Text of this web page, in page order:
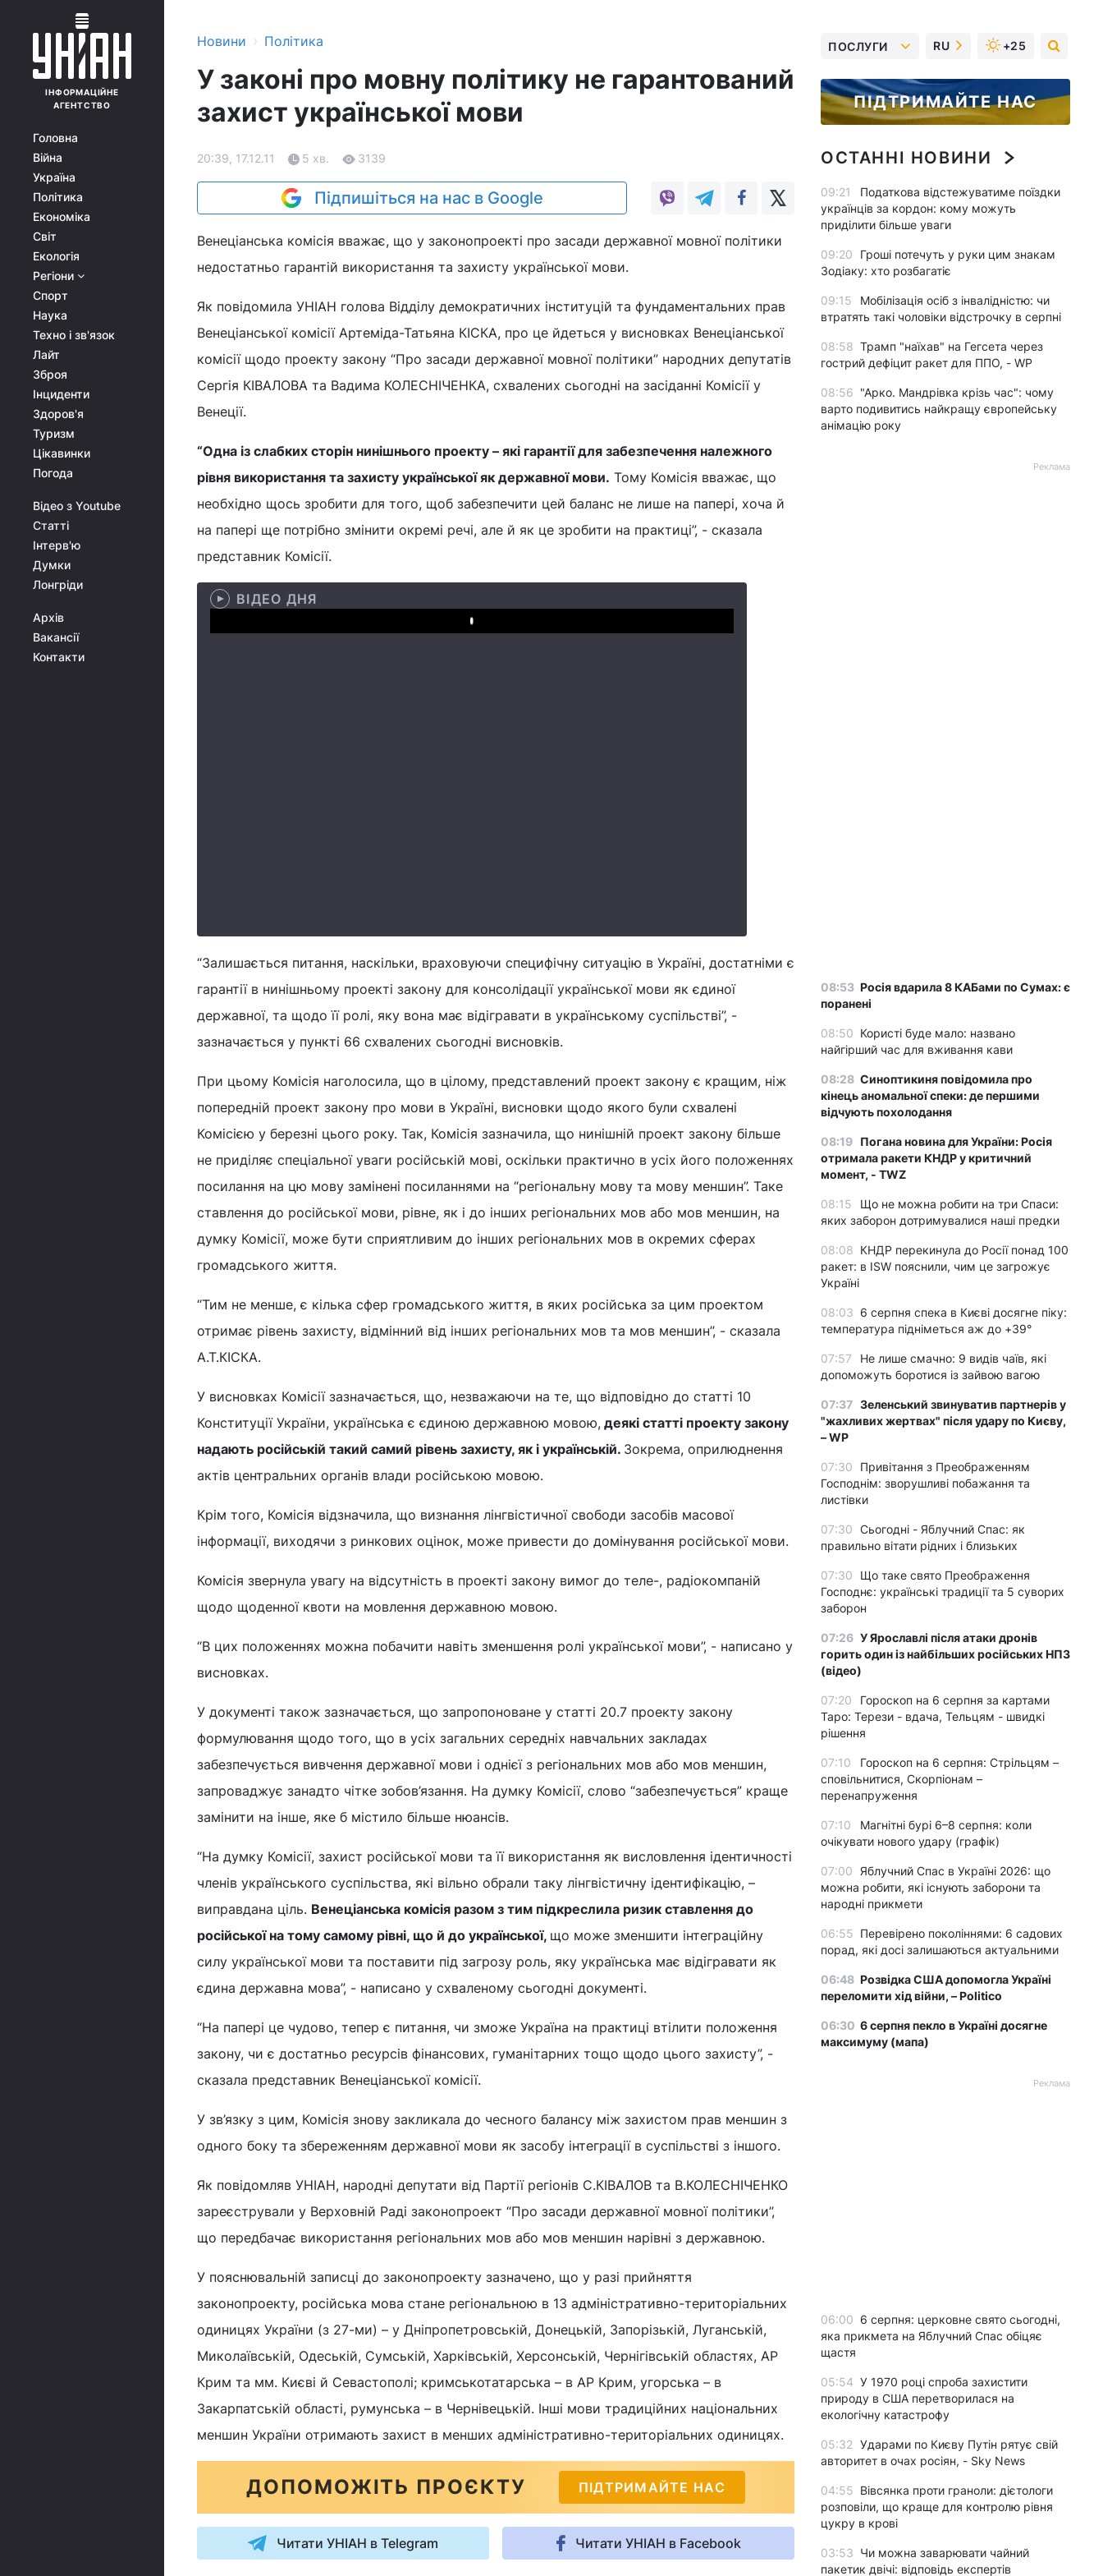
ІНФОРМАЦІЙНЕ
АГЕНТСТВО
Головна
Війна
Україна
Політика
Економіка
Світ
Екологія
Регіони
Спорт
Наука
Техно і зв'язок
Лайт
Зброя
Інциденти
Здоров'я
Туризм
Цікавинки
Погода
Відео з Youtube
Статті
Інтерв'ю
Думки
Лонгріди
Архів
Вакансії
Контакти
Новини › Політика
У законі про мовну політику не гарантований
захист української мови
20:39, 17.12.11 5 хв. 3139
Підпишіться на нас в Google
Венеціанська комісія вважає, що у законопроекті про засади державної мовної політики
недостатньо гарантій використання та захисту української мови.
Як повідомила УНІАН голова Відділу демократичних інституцій та фундаментальних прав
Венеціанської комісії Артеміда-Татьяна КІСКА, про це йдеться у висновках Венеціанської
комісії щодо проекту закону “Про засади державної мовної політики” народних депутатів
Сергія КІВАЛОВА та Вадима КОЛЕСНІЧЕНКА, схвалених сьогодні на засіданні Комісії у
Венеції.
“Одна із слабких сторін нинішнього проекту – які гарантії для забезпечення належного
рівня використання та захисту української як державної мови. Тому Комісія вважає, що
необхідно щось зробити для того, щоб забезпечити цей баланс не лише на папері, хоча й
на папері ще потрібно змінити окремі речі, але й як це зробити на практиці”, - сказала
представник Комісії.
ВІДЕО ДНЯ
Play
“Залишається питання, наскільки, враховуючи специфічну ситуацію в Україні, достатніми є
гарантії в нинішньому проекті закону для консолідації української мови як єдиної
державної, та щодо її ролі, яку вона має відігравати в українському суспільстві”, -
зазначається у пункті 66 схвалених сьогодні висновків.
При цьому Комісія наголосила, що в цілому, представлений проект закону є кращим, ніж
попередній проект закону про мови в Україні, висновки щодо якого були схвалені
Комісією у березні цього року. Так, Комісія зазначила, що нинішній проект закону більше
не приділяє спеціальної уваги російській мові, оскільки практично в усіх його положеннях
посилання на цю мову замінені посиланнями на “регіональну мову та мову меншин”. Таке
ставлення до російської мови, рівне, як і до інших регіональних мов або мов меншин, на
думку Комісії, може бути сприятливим до інших регіональних мов в окремих сферах
громадського життя.
“Тим не менше, є кілька сфер громадського життя, в яких російська за цим проектом
отримає рівень захисту, відмінний від інших регіональних мов та мов меншин”, - сказала
А.Т.КІСКА.
У висновках Комісії зазначається, що, незважаючи на те, що відповідно до статті 10
Конституції України, українська є єдиною державною мовою, деякі статті проекту закону
надають російській такий самий рівень захисту, як і українській. Зокрема, оприлюднення
актів центральних органів влади російською мовою.
Крім того, Комісія відзначила, що визнання лінгвістичної свободи засобів масової
інформації, виходячи з ринкових оцінок, може привести до домінування російської мови.
Комісія звернула увагу на відсутність в проекті закону вимог до теле-, радіокомпаній
щодо щоденної квоти на мовлення державною мовою.
“В цих положеннях можна побачити навіть зменшення ролі української мови”, - написано у
висновках.
У документі також зазначається, що запропоноване у статті 20.7 проекту закону
формулювання щодо того, що в усіх загальних середніх навчальних закладах
забезпечується вивчення державної мови і однієї з регіональних мов або мов меншин,
запроваджує занадто чітке зобов’язання. На думку Комісії, слово “забезпечується” краще
замінити на інше, яке б містило більше нюансів.
“На думку Комісії, захист російської мови та її використання як висловлення ідентичності
членів українського суспільства, які вільно обрали таку лінгвістичну ідентифікацію, –
виправдана ціль. Венеціанська комісія разом з тим підкреслила ризик ставлення до
російської на тому самому рівні, що й до української, що може зменшити інтеграційну
силу української мови та поставити під загрозу роль, яку українська має відігравати як
єдина державна мова”, - написано у схваленому сьогодні документі.
“На папері це чудово, тепер є питання, чи зможе Україна на практиці втілити положення
закону, чи є достатньо ресурсів фінансових, гуманітарних тощо щодо цього захисту”, -
сказала представник Венеціанської комісії.
У зв’язку з цим, Комісія знову закликала до чесного балансу між захистом прав меншин з
одного боку та збереженням державної мови як засобу інтеграції в суспільстві з іншого.
Як повідомляв УНІАН, народні депутати від Партії регіонів С.КІВАЛОВ та В.КОЛЕСНІЧЕНКО
зареєстрували у Верховній Раді законопроект “Про засади державної мовної політики”,
що передбачає використання регіональних мов або мов меншин нарівні з державною.
У пояснювальній записці до законопроекту зазначено, що у разі прийняття
законопроекту, російська мова стане регіональною в 13 адміністративно-територіальних
одиницях України (з 27-ми) – у Дніпропетровській, Донецькій, Запорізькій, Луганській,
Миколаївській, Одеській, Сумській, Харківській, Херсонській, Чернігівській областях, АР
Крим та мм. Києві й Севастополі; кримськотатарська – в АР Крим, угорська – в
Закарпатській області, румунська – в Чернівецькій. Інші мови традиційних національних
меншин України отримають захист в менших адміністративно-територіальних одиницях.
ДОПОМОЖІТЬ ПРОЄКТУ ПІДТРИМАЙТЕ НАС
Читати УНІАН в Telegram Читати УНІАН в Facebook
ПОСЛУГИ RU +25
ПІДТРИМАЙТЕ НАС
ОСТАННІ НОВИНИ
09:21
Податкова відстежуватиме поїздки
українців за кордон: кому можуть
приділити більше уваги
09:20
Гроші потечуть у руки цим знакам
Зодіаку: хто розбагатіє
09:15
Мобілізація осіб з інвалідністю: чи
втратять такі чоловіки відстрочку в серпні
08:58 Трамп "наїхав" на Гегсета через
гострий дефіцит ракет для ППО, - WP
08:56 "Арко. Мандрівка крізь час": чому
варто подивитись найкращу європейську
анімацію року
Реклама
08:53 Росія вдарила 8 КАБами по Сумах: є
поранені
08:50 Користі буде мало: названо
найгірший час для вживання кави
08:28 Синоптикиня повідомила про
кінець аномальної спеки: де першими
відчують похолодання
08:19 Погана новина для України: Росія
отримала ракети КНДР у критичний
момент, - TWZ
08:15
Що не можна робити на три Спаси:
яких заборон дотримувалися наші предки
08:08 КНДР перекинула до Росії понад 100
ракет: в ISW пояснили, чим це загрожує
Україні
08:03 6 серпня спека в Києві досягне піку:
температура підніметься аж до +39°
07:57
Не лише смачно: 9 видів чаїв, які
допоможуть боротися із зайвою вагою
07:37 Зеленський звинуватив партнерів у
"жахливих жертвах" після удару по Києву,
– WP
07:30
Привітання з Преображенням
Господнім: зворушливі побажання та
листівки
07:30 Сьогодні - Яблучний Спас: як
правильно вітати рідних і близьких
07:30
Що таке свято Преображення
Господнє: українські традиції та 5 суворих
заборон
07:26 У Ярославлі після атаки дронів
горить один із найбільших російських НПЗ
(відео)
07:20
Гороскоп на 6 серпня за картами
Таро: Терези - вдача, Тельцям - швидкі
рішення
07:10
Гороскоп на 6 серпня: Стрільцям –
сповільнитися, Скорпіонам –
перенапруження
07:10
Магнітні бурі 6–8 серпня: коли
очікувати нового удару (графік)
07:00 Яблучний Спас в Україні 2026: що
можна робити, які існують заборони та
народні прикмети
06:55 Перевірено поколіннями: 6 садових
порад, які досі залишаються актуальними
06:48 Розвідка США допомогла Україні
переломити хід війни, – Politico
06:30 6 серпня пекло в Україні досягне
максимуму (мапа)
Реклама
06:00 6 серпня: церковне свято сьогодні,
яка прикмета на Яблучний Спас обіцяє
щастя
05:54 У 1970 році спроба захистити
природу в США перетворилася на
екологічну катастрофу
05:32 Ударами по Києву Путін рятує свій
авторитет в очах росіян, - Sky News
04:55 Вівсянка проти граноли: дієтологи
розповіли, що краще для контролю рівня
цукру в крові
03:53 Чи можна заварювати чайний
пакетик двічі: відповідь експертів